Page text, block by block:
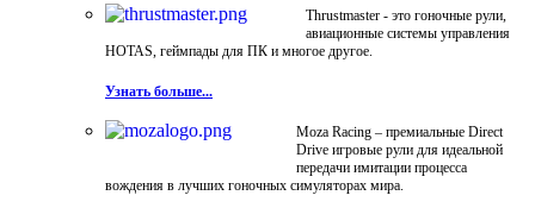
Thrustmaster - это гоночные рули,
авиационные системы управления
HOTAS, геймпады для ПК и многое другое.
Узнать больше...
Moza Racing – премиальные Direct
Drive игровые рули для идеальной
передачи имитации процесса
вождения в лучших гоночных симуляторах мира.